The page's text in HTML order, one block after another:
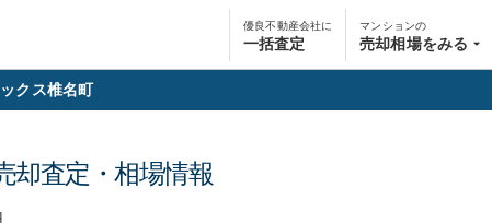
優良不動産会社に
一括査定
マンションの
売却相場をみる
クス椎名町
却査定・相場情報